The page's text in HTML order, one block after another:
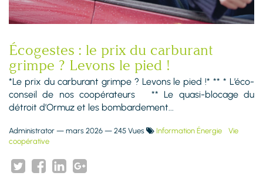
Écogestes : le prix du carburant
grimpe ? Levons le pied !
*Le prix du carburant grimpe ? Levons le pied !* ** * L’éco-
conseil de nos coopérateurs ** Le quasi-blocage du
détroit d’Ormuz et les bombardement...
Administrator — mars 2026 — 245 Vues Information Énergie
Vie
coopérative